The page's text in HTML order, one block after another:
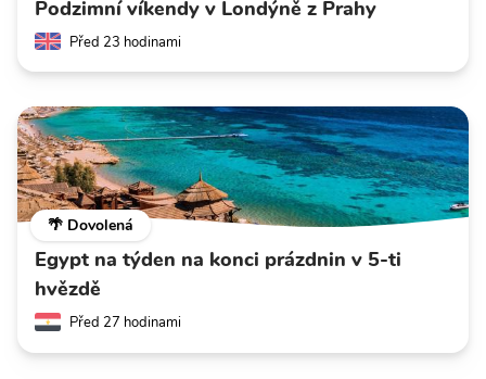
Podzimní víkendy v Londýně z Prahy
Před 23 hodinami
🌴 Dovolená
Egypt na týden na konci prázdnin v 5-ti
hvězdě
Před 27 hodinami